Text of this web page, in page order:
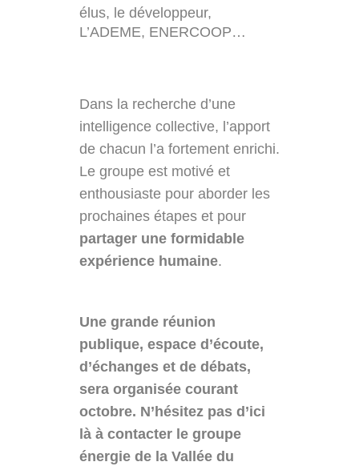
élus, le développeur,
L’ADEME, ENERCOOP…
Dans la recherche d’une
intelligence collective, l’apport
de chacun l’a fortement enrichi.
Le groupe est motivé et
enthousiaste pour aborder les
prochaines étapes et pour
partager une formidable
expérience humaine.
Une grande réunion
publique, espace d’écoute,
d’échanges et de débats,
sera organisée courant
octobre. N’hésitez pas d’ici
là à contacter le groupe
énergie de la Vallée du